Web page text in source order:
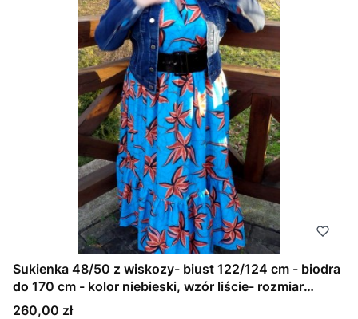
Sukienka 48/50 z wiskozy- biust 122/124 cm - biodra
do 170 cm - kolor niebieski, wzór liście- rozmiar
uniwersalny. lekka i zwiewna (1)
Cena
260,00 zł